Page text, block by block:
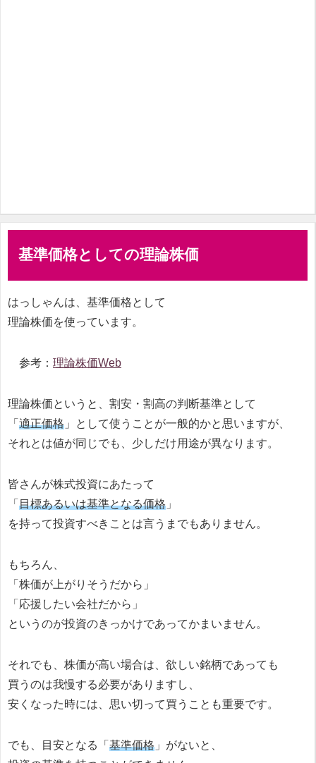
基準価格としての理論株価
はっしゃんは、基準価格として
理論株価を使っています。
参考： 理論株価Web
理論株価というと、割安・割高の判断基準として
「 適正価格 」として使うことが一般的かと思いますが、
それとは値が同じでも、少しだけ用途が異なります。
皆さんが株式投資にあたって
「 目標あるいは基準となる価格 」
を持って投資すべきことは言うまでもありません。
もちろん、
「株価が上がりそうだから」
「応援したい会社だから」
というのが投資のきっかけであってかまいません。
それでも、株価が高い場合は、欲しい銘柄であっても
買うのは我慢する必要がありますし、
安くなった時には、思い切って買うことも重要です。
でも、目安となる「 基準価格 」がないと、